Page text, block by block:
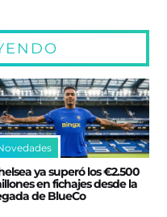
ya superó los €2.500
en fichajes desde la
de BlueCo